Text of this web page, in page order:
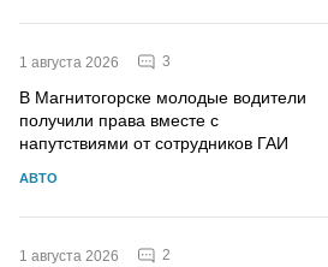
1 августа 2026 3
В Магнитогорске молодые водители
получили права вместе с
напутствиями от сотрудников ГАИ
АВТО
1 августа 2026 2